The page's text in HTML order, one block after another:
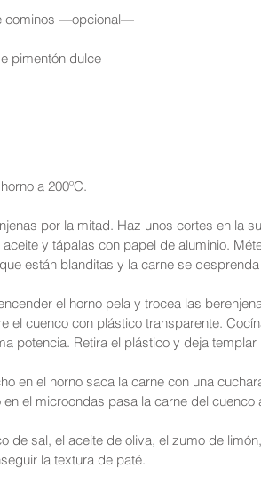
cominos —opcional—
pimentón dulce
a 200ºC.
por la mitad. Haz unos cortes en la
y tápalas con papel de aluminio.
están blanditas y la carne se
el horno pela y trocea las
el cuenco con plástico transparente.
potencia. Retira el plástico y deja
en el horno saca la carne con una
en el microondas pasa la carne del cuenco
de sal, el aceite de oliva, el zumo de
la textura de paté.